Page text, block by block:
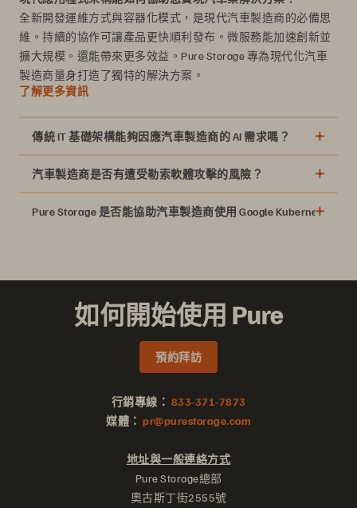
全新開發運維方式與容器化模式，是現代汽車製造商的必備思
維。持續的協作可讓產品更快順利發布。微服務能加速創新並
擴大規模。還能帶來更多效益。Pure Storage 專為現代化汽車
製造商量身打造了獨特的解決方案。
了解更多資訊
傳統 IT 基礎架構能夠因應汽車製造商的 AI 需求嗎？
汽車製造商是否有遭受勒索軟體攻擊的風險？
Pure Storage 是否能協助汽車製造商使用 Google Kubernetes
如何開始使用 Pure
預約拜訪
行銷專線： 833-371-7873
媒體： pr@purestorage.com
地址與一般連絡方式
Pure Storage總部
奧古斯丁街2555號